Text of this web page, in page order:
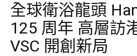
全球衛浴龍頭
125 周年 高層訪
VSC 開創新局